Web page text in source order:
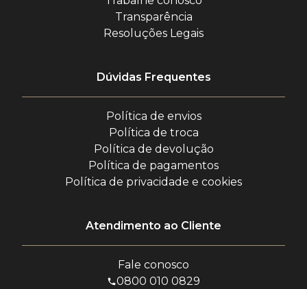
Transparência
Resoluções Legais
Dúvidas Frequentes
Política de envios
Política de troca
Política de devolução
Política de pagamentos
Política de privacidade e cookies
Atendimento ao Cliente
Fale conosco
0800 010 0829